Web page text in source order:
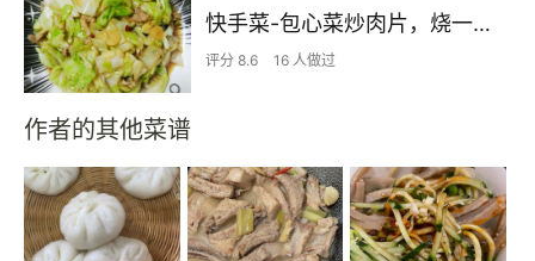
快手菜-包心菜炒肉片，烧一盘扫一锅饭
评分 8.6 16 人做过
作者的其他菜谱